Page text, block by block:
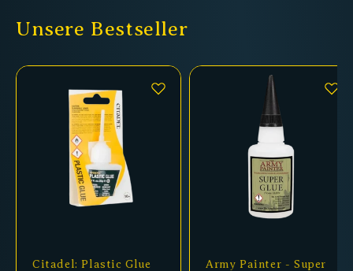
Unsere Bestseller
Citadel: Plastic Glue
Army Painter - Super